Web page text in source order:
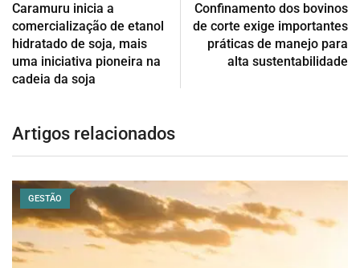
Caramuru inicia a
comercialização de etanol
hidratado de soja, mais
uma iniciativa pioneira na
cadeia da soja
Confinamento dos bovinos
de corte exige importantes
práticas de manejo para
alta sustentabilidade
Artigos relacionados
GESTÃO